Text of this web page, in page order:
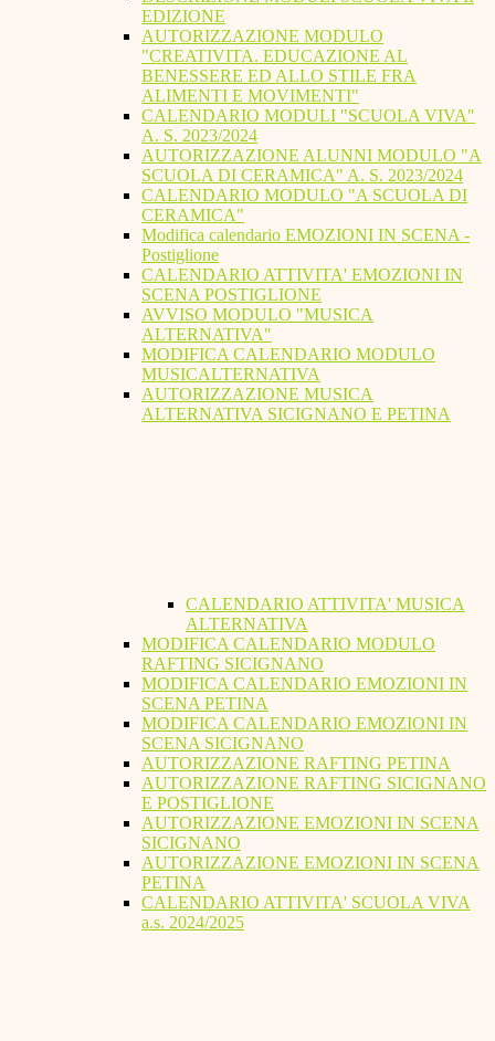
EDIZIONE
AUTORIZZAZIONE MODULO
"CREATIVITA. EDUCAZIONE AL
BENESSERE ED ALLO STILE FRA
ALIMENTI E MOVIMENTI"
CALENDARIO MODULI "SCUOLA VIVA"
A. S. 2023/2024
AUTORIZZAZIONE ALUNNI MODULO "A
SCUOLA DI CERAMICA" A. S. 2023/2024
CALENDARIO MODULO "A SCUOLA DI
CERAMICA"
Modifica calendario EMOZIONI IN SCENA -
Postiglione
CALENDARIO ATTIVITA' EMOZIONI IN
SCENA POSTIGLIONE
AVVISO MODULO "MUSICA
ALTERNATIVA"
MODIFICA CALENDARIO MODULO
MUSICALTERNATIVA
AUTORIZZAZIONE MUSICA
ALTERNATIVA SICIGNANO E PETINA
CALENDARIO ATTIVITA' MUSICA
ALTERNATIVA
MODIFICA CALENDARIO MODULO
RAFTING SICIGNANO
MODIFICA CALENDARIO EMOZIONI IN
SCENA PETINA
MODIFICA CALENDARIO EMOZIONI IN
SCENA SICIGNANO
AUTORIZZAZIONE RAFTING PETINA
AUTORIZZAZIONE RAFTING SICIGNANO
E POSTIGLIONE
AUTORIZZAZIONE EMOZIONI IN SCENA
SICIGNANO
AUTORIZZAZIONE EMOZIONI IN SCENA
PETINA
CALENDARIO ATTIVITA' SCUOLA VIVA
a.s. 2024/2025